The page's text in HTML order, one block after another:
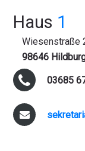
Haus 1
Wiesenstraße
98646
03685